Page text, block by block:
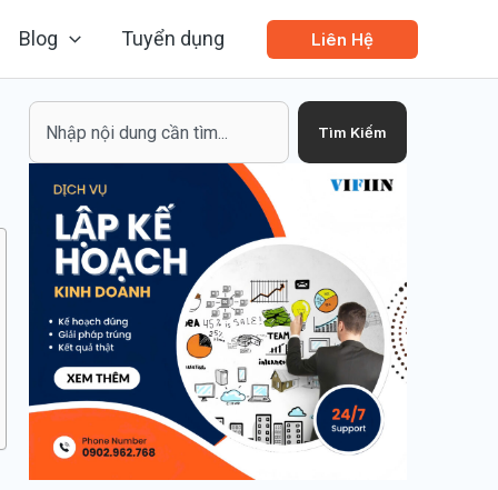
Blog Tuyển dụng Liên Hệ
Tìm Kiếm